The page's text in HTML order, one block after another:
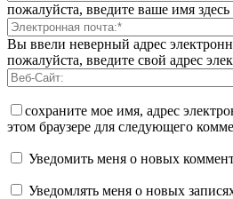
пожалуйста, введите ваше имя здесь
Вы ввели неверный адрес
пожалуйста, введите свой адрес
сохраните мое имя, адрес
этом браузере для следующего
Уведомить меня о новых
Уведомлять меня о новых